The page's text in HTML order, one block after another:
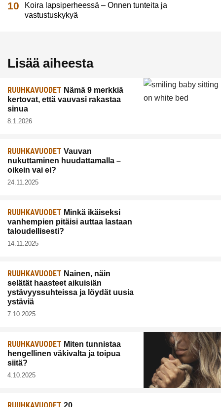
Koira lapsiperheessä – Onnen tunteita ja
vastustuskykyä
Lisää aiheesta
RUUHKAVUODET Nämä 9 merkkiä
kertovat, että vauvasi rakastaa
sinua
8.1.2026
RUUHKAVUODET Vauvan
nukuttaminen huudattamalla –
oikein vai ei?
24.11.2025
RUUHKAVUODET Minkä ikäiseksi
vanhempien pitäisi auttaa lastaan
taloudellisesti?
14.11.2025
RUUHKAVUODET Nainen, näin
selätät haasteet aikuisiän
ystävyyssuhteissa ja löydät uusia
ystäviä
7.10.2025
RUUHKAVUODET Miten tunnistaa
hengellinen väkivalta ja toipua
siitä?
4.10.2025
20